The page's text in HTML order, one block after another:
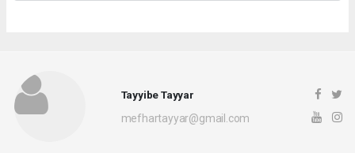
Tayyibe Tayyar
mefhartayyar@gmail.com